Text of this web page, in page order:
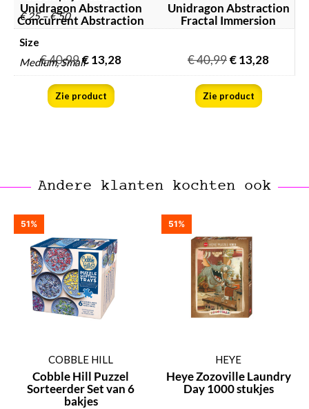
€ 25 – € 50
Size
Medium, Small
Unidragon Abstraction
Concurrent Abstraction
€40,99€13,28
Zie product
Unidragon Abstraction
Fractal Immersion
€40,99€13,28
Zie product
Andere klanten kochten ook
51%
COBBLE HILL
Cobble Hill Puzzel
Sorteerder Set van 6
bakjes
51%
HEYE
Heye Zozoville Laundry
Day 1000 stukjes